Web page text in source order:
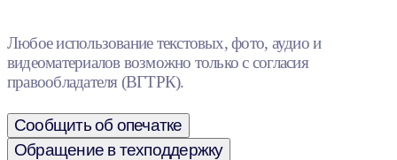
Любое использование текстовых, фото, аудио и
видеоматериалов возможно только с согласия
правообладателя (ВГТРК).
Сообщить об опечатке
Обращение в техподдержку